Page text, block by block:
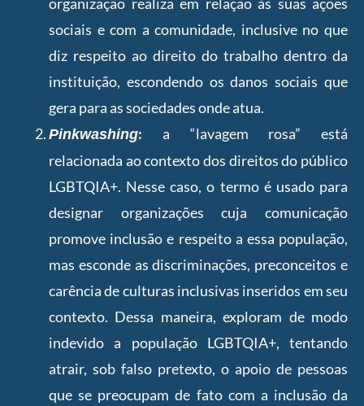
sociais e com a comunidade, inclusive no que
diz respeito ao direito do trabalho dentro da
instituição, escondendo os danos sociais que
gera para as sociedades onde atua.
Pinkwashing: a “lavagem rosa” está
relacionada ao contexto dos direitos do público
LGBTQIA+. Nesse caso, o termo é usado para
designar organizações cuja comunicação
promove inclusão e respeito a essa população,
mas esconde as discriminações, preconceitos e
carência de culturas inclusivas inseridos em seu
contexto. Dessa maneira, exploram de modo
indevido a população LGBTQIA+, tentando
atrair, sob falso pretexto, o apoio de pessoas
que se preocupam de fato com a inclusão da